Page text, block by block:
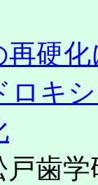
再硬
ロキ
戸歯